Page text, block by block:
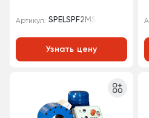
Артикул: SPELSPF2MS
Узнать цену